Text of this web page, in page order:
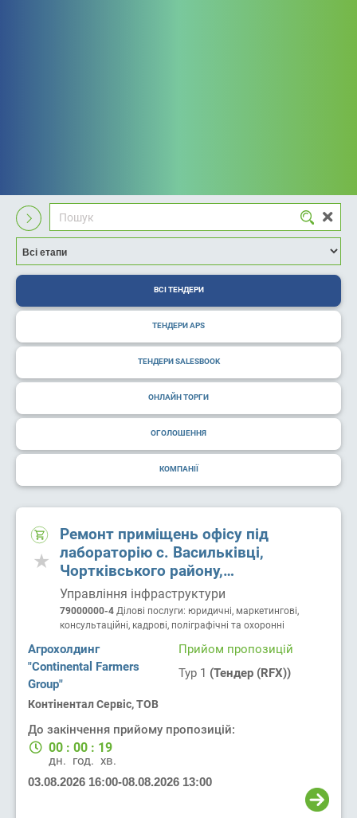
ВСІ ТЕНДЕРИ
ТЕНДЕРИ APS
ТЕНДЕРИ SALESBOOK
ОНЛАЙН ТОРГИ
ОГОЛОШЕННЯ
КОМПАНІЇ
Ремонт приміщень офісу під
лабораторію с. Васильківці,
Чортківського району,
Тернопільської області.
Управління інфраструктури
79000000-4 Ділові послуги: юридичні, маркетингові,
консультаційні, кадрові, поліграфічні та охоронні
Агрохолдинг
"Continental Farmers
Group"
Контінентал Сервіс, ТОВ
Прийом пропозицій
Тур 1 (Тендер (RFX))
До закінчення прийому пропозицій:
00 : 00 : 19
дн. год. хв.
03.08.2026 16:00-08.08.2026 13:00